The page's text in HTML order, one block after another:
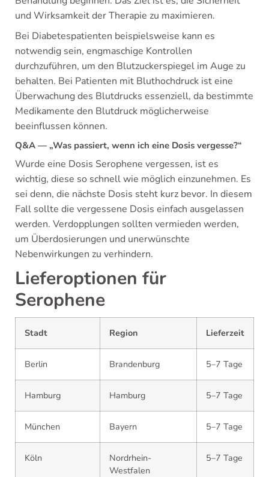
und Wirksamkeit der Therapie zu maximieren.
Bei Diabetespatienten beispielsweise kann es
notwendig sein, engmaschige Kontrollen
durchzuführen, um den Blutzuckerspiegel im Auge zu
behalten. Bei Patienten mit Bluthochdruck ist eine
Überwachung des Blutdrucks essenziell, da bestimmte
Medikamente den Blutdruck möglicherweise
beeinflussen können.
Q&A — „Was passiert, wenn ich eine Dosis vergesse?“
Wurde eine Dosis Serophene vergessen, ist es
wichtig, diese so schnell wie möglich einzunehmen. Es
sei denn, die nächste Dosis steht kurz bevor. In diesem
Fall sollte die vergessene Dosis einfach ausgelassen
werden. Verdopplungen sollten vermieden werden,
um Überdosierungen und unerwünschte
Nebenwirkungen zu verhindern.
Lieferoptionen für
Serophene
Stadt Region Lieferzeit
Berlin Brandenburg 5–7 Tage
Hamburg Hamburg 5–7 Tage
München Bayern 5–7 Tage
Köln
Nordrhein-
Westfalen
5–7 Tage